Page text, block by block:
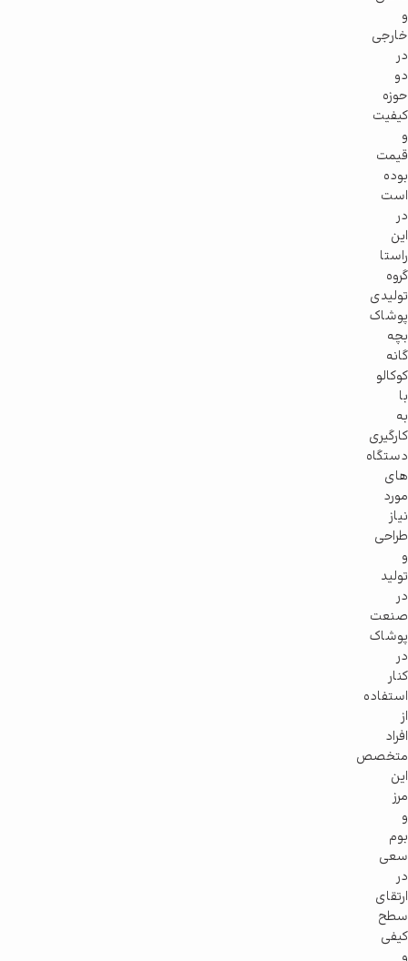
و
خارجی
در
دو
حوزه
کیفیت
و
قیمت
بوده
است
در
این
راستا
گروه
تولیدی
پوشاک
بچه
گانه
کوکالو
با
به
کارگیری
دستگاه
های
مورد
نیاز
طراحی
و
تولید
در
صنعت
پوشاک
در
کنار
استفاده
از
افراد
متخصص
این
مرز
و
بوم
سعی
در
ارتقای
سطح
کیفی